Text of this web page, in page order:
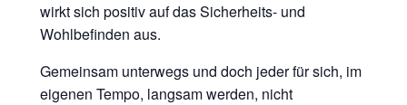
wirkt sich positiv auf das Sicherheits- und
Wohlbefinden aus.
Gemeinsam unterwegs und doch jeder für sich, im
eigenen Tempo, langsam werden, nicht